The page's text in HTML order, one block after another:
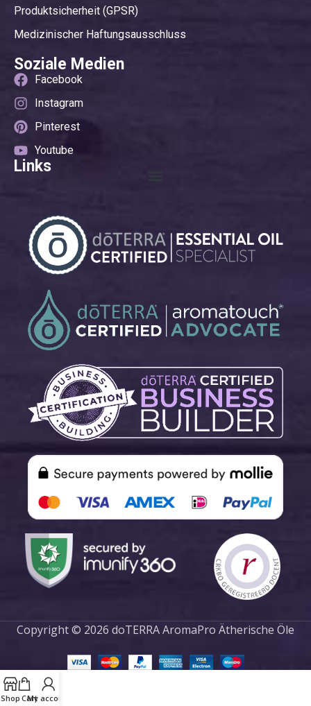
Produktsicherheit (GPSR)
Medizinischer Haftungsausschluss
Soziale Medien
Facebook
Instagram
Pinterest
Youtube
Links
Copyright © 2026 doTERRA AromaPro Ätherische Öle
Shop Cart
My account